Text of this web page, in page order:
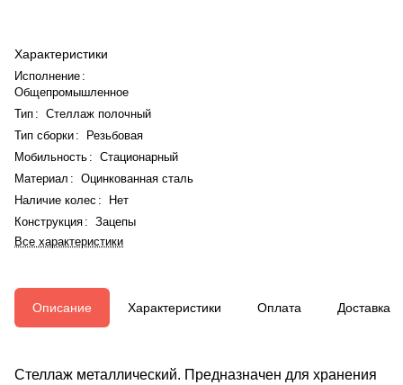
Характеристики
Исполнение :
Общепромышленное
Тип : Стеллаж полочный
Тип сборки:
Резьбовая
Мобильность : Стационарный
Материал : Оцинкованная сталь
Наличие колес :
Нет
Конструкция : Зацепы
Все характеристики
Описание Характеристики Оплата Доставка
Стеллаж металлический. Предназначен для хранения